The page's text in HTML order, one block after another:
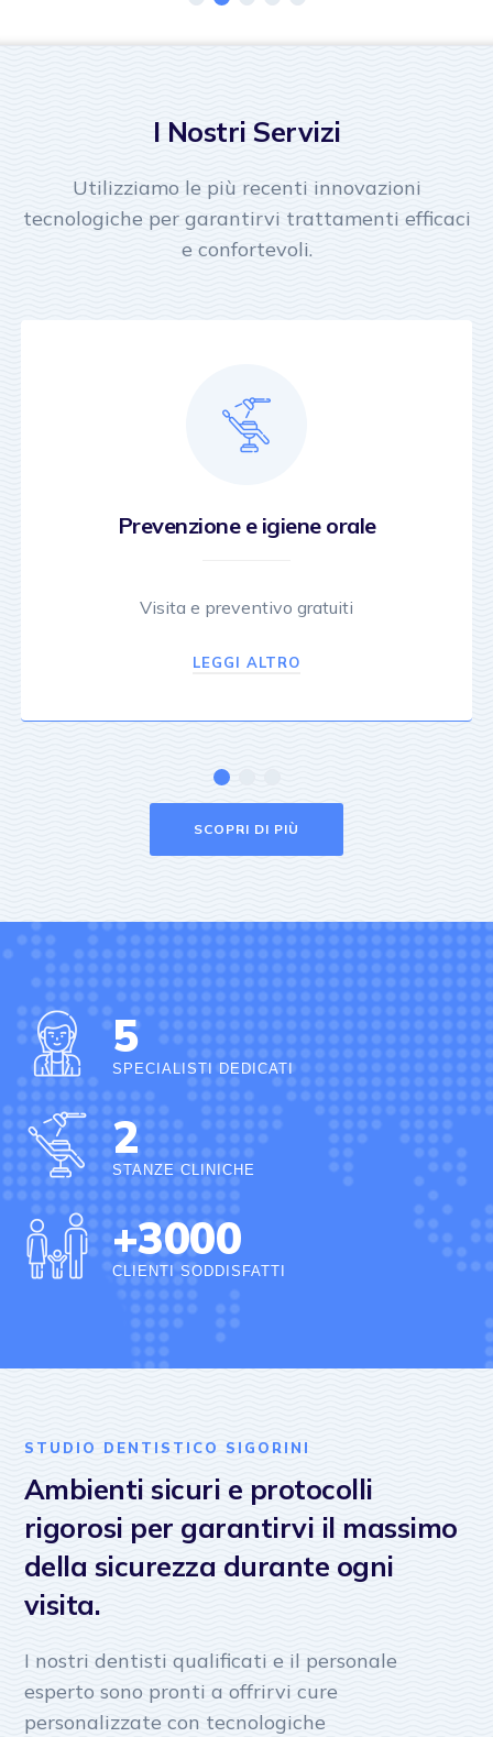
I Nostri Servizi
Utilizziamo le più recenti innovazioni
tecnologiche per garantirvi trattamenti efficaci
e confortevoli.
Prevenzione e igiene orale
Visita e preventivo gratuiti
LEGGI ALTRO
SCOPRI DI PIÙ
5
SPECIALISTI DEDICATI
2
STANZE CLINICHE
+3000
CLIENTI SODDISFATTI
STUDIO DENTISTICO SIGORINI
Ambienti sicuri e protocolli
rigorosi per garantirvi il massimo
della sicurezza durante ogni
visita.
I nostri dentisti qualificati e il personale
esperto sono pronti a offrirvi cure
personalizzate con tecnologiche